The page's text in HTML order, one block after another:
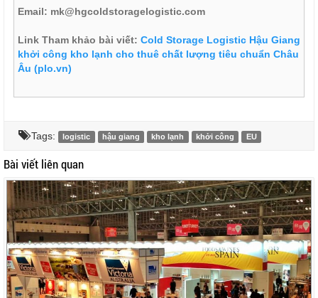
Email: mk@hgcoldstoragelogistic.com
Link Tham khảo bài viết: Cold Storage Logistic Hậu Giang
khởi công kho lạnh cho thuê chất lượng tiêu chuẩn Châu
Âu (plo.vn)
Tags: logistic hậu giang kho lạnh khởi công EU
Bài viết liên quan